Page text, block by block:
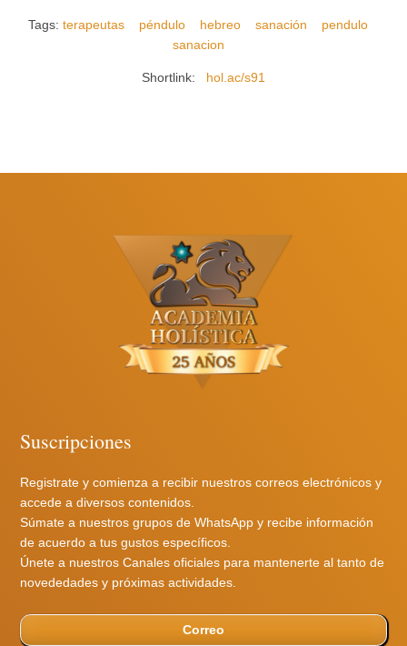
Tags: terapeutas péndulo hebreo sanación
pendulo
sanacion
Shortlink: hol.ac/s91
Suscripciones
Registrate y comienza a recibir nuestros correos electrónicos y
accede a diversos contenidos.
Súmate a nuestros grupos de WhatsApp y recibe información
de acuerdo a tus gustos específicos.
Únete a nuestros Canales oficiales para mantenerte al tanto de
novededades y próximas actividades.
Correo